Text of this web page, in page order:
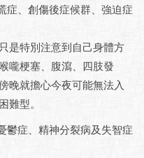
症、創傷後症候群、強迫症
是特別注意到自己身體方
嚨梗塞、腹瀉、四肢發
晚就擔心今夜可能無法入
難型。
鬱症、精神分裂病及失智症